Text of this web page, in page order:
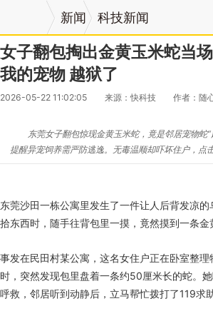
新闻 科技新闻
女子翻包掏出金黄玉米蛇当
我的宠物 越狱了
2026-05-22 11:02:05 来源：快科技 作者：随
东莞女子翻包惊现金黄玉米蛇，竟是邻居宠物蛇“
提醒异宠饲养需严防逃逸。无毒温顺却吓坏住户，点
东莞沙田一栋公寓里发生了一件让人后背发凉
拾东西时，随手往背包里一摸，竟然摸到一条金
事发在民田村某公寓，这名女住户正在卧室整
时，突然发现包里盘着一条约50厘米长的蛇。
呼救，邻居听到动静后，立马帮忙拨打了119求助